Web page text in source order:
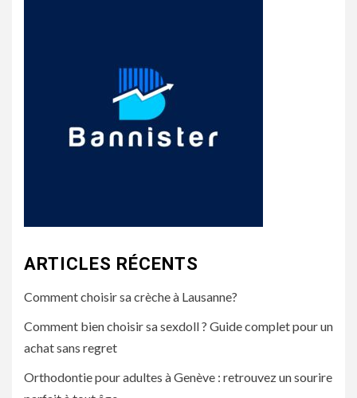
ARTICLES RÉCENTS
Comment choisir sa crèche à Lausanne?
Comment bien choisir sa sexdoll ? Guide complet pour un
achat sans regret
Orthodontie pour adultes à Genève : retrouvez un sourire